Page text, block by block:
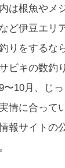
は根魚やメ
ど伊豆エリ
りをするな
ビキの数釣
〜10月、じ
情に合って
報サイトの